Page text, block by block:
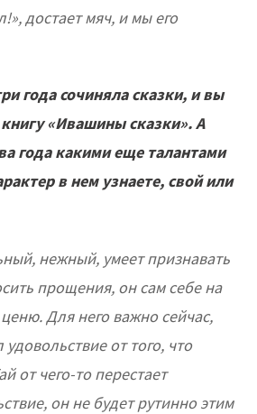
достает мяч, и мы его
года сочиняла сказки, и вы
«Ивашины сказки». А
года какими еще талантами
в нем узнаете, свой или
нежный, умеет признавать
прощения, он сам себе на
Для него важно сейчас,
от того, что
от чего-то перестает
он не будет рутинно этим